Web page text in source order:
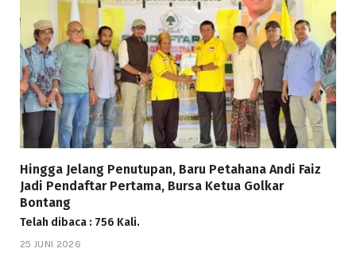
Hingga Jelang Penutupan, Baru Petahana Andi Faiz
Jadi Pendaftar Pertama, Bursa Ketua Golkar
Bontang
Telah dibaca : 756 Kali.
25 JUNI 2026